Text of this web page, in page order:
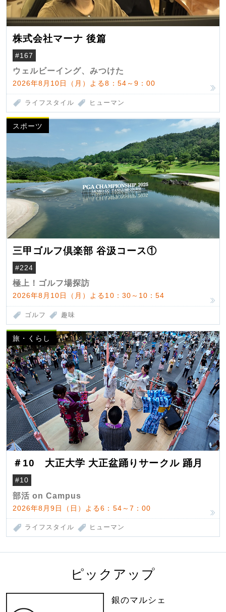
株式会社マーナ 後篇
#167
ウェルビーイング、みつけた
2026年8月10日（月）よる8：54～9：00
ライフスタイル ヒューマン
スポーツ
三甲ゴルフ倶楽部 谷汲コース①
#224
極上！ゴルフ場探訪
2026年8月10日（月）よる10：30～10：54
ゴルフ 趣味
旅・くらし
＃10 大正大学 大正盆踊りサークル 踊月
#10
部活 on Campus
2026年8月9日（日）よる6：54～7：00
ライフスタイル ヒューマン
ピックアップ
銀のマルシェ